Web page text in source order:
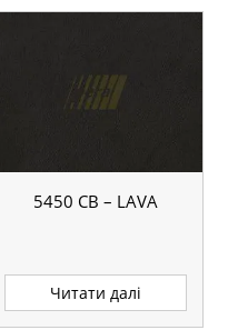
5450 CB – LAVA
Читати далі